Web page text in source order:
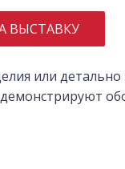
ВЫСТАВКУ
или детально